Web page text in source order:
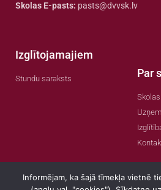
Skolas E-pasts: pasts@dvvsk.lv
Izglītojamajiem
Stundu saraksts Par
Informējam, ka šajā tīmekļa vietnē